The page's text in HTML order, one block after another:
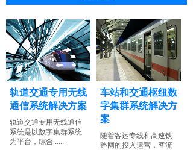
轨道交通专用无线
通信系统解决方案
轨道交通专用无线通信
系统是以数字集群系统
为平台，综合......
车站和交通枢纽数
字集群系统解决方
案
随着客运专线和高速铁
路网的投入运营，客流